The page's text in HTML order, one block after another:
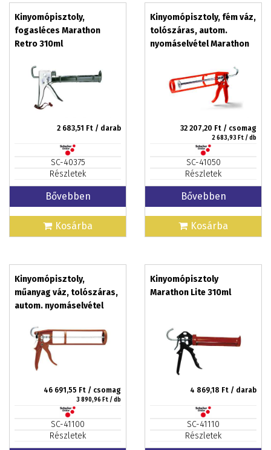
Kinyomópisztoly,
fogasléces Marathon
Retro 310ml
2 683,51 Ft / darab
SC-40375
Részletek
Bővebben
Kosárba
Kinyomópisztoly, fém váz,
tolószáras, autom.
nyomáselvétel Marathon
32 207,20 Ft / csomag
2 683,93 Ft / db
SC-41050
Részletek
Bővebben
Kosárba
Kinyomópisztoly,
műanyag váz, tolószáras,
autom. nyomáselvétel
46 691,55 Ft / csomag
3 890,96 Ft / db
SC-41100
Részletek
Kinyomópisztoly
Marathon Lite 310ml
4 869,18 Ft / darab
SC-41110
Részletek